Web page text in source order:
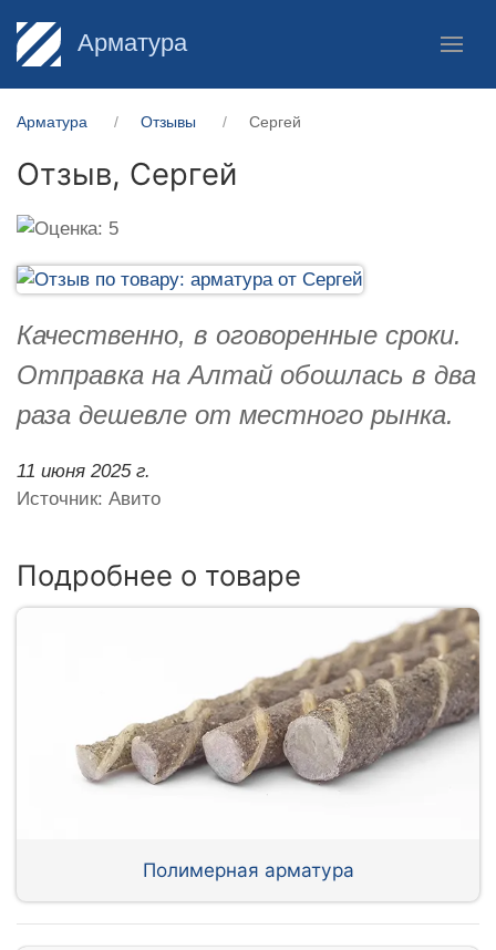
Арматура
Арматура Отзывы Сергей
Отзыв, Сергей
Качественно, в оговоренные сроки.
Отправка на Алтай обошлась в два
раза дешевле от местного рынка.
11 июня 2025 г.
Источник: Авито
Подробнее о товаре
Полимерная арматура